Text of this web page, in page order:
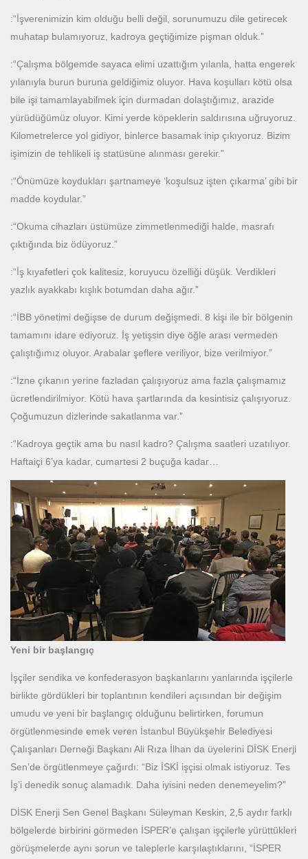
:“İşverenimizin kim olduğu belli değil, sorunumuzu dile getirecek
muhatap bulamıyoruz, kadroya geçtiğimize pişman olduk.”
:“Çalışma bölgemde sayaca elimi uzattığım yılanla, hatta engerek
yılanıyla burun buruna geldiğimiz oluyor. Hava koşulları kötü olsa
bile işi tamamlayabilmek için durmadan dolaştığımız, arazide
yürüdüğümüz oluyor. Kimi yerde köpeklerin saldırısına uğruyoruz.
Kilometrelerce yol gidiyor, binlerce basamak inip çıkıyoruz. Bizim
işimizin de tehlikeli iş statüsüne alınması gerekir.”
:“Önümüze koydukları şartnameye ‘koşulsuz işten çıkarma’ gibi bir
madde koydular.”
:“Okuma cihazları üstümüze zimmetlenmediği halde, masrafı
çıktığında biz ödüyoruz.”
:“İş kıyafetleri çok kalitesiz, koruyucu özelliği düşük. Verdikleri
yazlık ayakkabı kışlık botumdan daha ağır.”
:“İBB yönetimi değişse de durum değişmedi. 8 kişi ile bir bölgenin
tamamını idare ediyoruz. İş yetişsin diye öğle arası vermeden
çalıştığımız oluyor. Arabalar şeflere veriliyor, bize verilmiyor.”
:“İzne çıkanın yerine fazladan çalışıyoruz ama fazla çalışmamız
ücretlendirilmiyor. Kötü hava şartlarında da kesintisiz çalışıyoruz.
Çoğumuzun dizlerinde sakatlanma var.”
:“Kadroya geçtik ama bu nasıl kadro? Çalışma saatleri uzatılıyor.
Haftaiçi 6’ya kadar, cumartesi 2 buçuğa kadar…
Yeni bir başlangıç
İşçiler sendika ve konfederasyon başkanlarını yanlarında işçilerle
birlikte gördükleri bir toplantının kendileri açısından bir değişim
umudu ve yeni bir başlangıç olduğunu belirtirken, forumun
örgütlenmesinde emek veren İstanbul Büyükşehir Belediyesi
Çalışanları Derneği Başkanı Ali Rıza İlhan da üyelerini DİSK Enerji
Sen’de örgütlenmeye çağırdı: “Biz İSKİ işçisi olmak istiyoruz. Tes
İş’i denedik sonuç alamadık. Daha iyisini neden denemeyelim?”
DİSK Enerji Sen Genel Başkanı Süleyman Keskin, 2,5 aydır farklı
bölgelerde birbirini görmeden İSPER’e çalışan işçilerle yürüttükleri
görüşmelerde aynı sorun ve taleplerle karşılaştıklarını, “İSPER